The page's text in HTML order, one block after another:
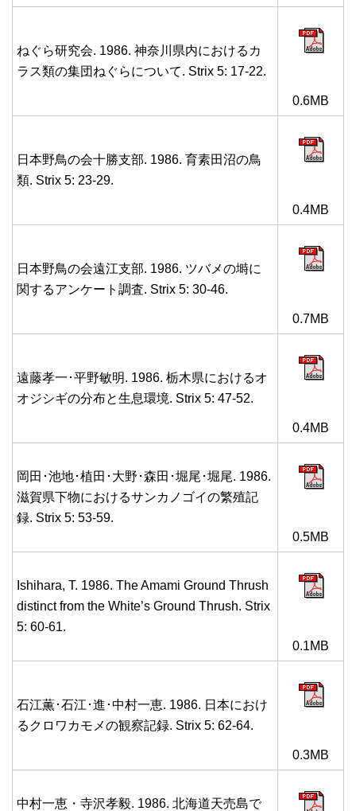
ねぐら研究会. 1986. 神奈川県内におけるカ
ラス類の集団ねぐらについて. Strix 5: 17-22.
0.6MB
日本野鳥の会十勝支部. 1986. 育素田沼の鳥
類. Strix 5: 23-29.
0.4MB
日本野鳥の会遠江支部. 1986. ツバメの塒に
関するアンケート調査. Strix 5: 30-46.
0.7MB
遠藤孝一･平野敏明. 1986. 栃木県におけるオ
オジシギの分布と生息環境. Strix 5: 47-52.
0.4MB
岡田･池地･植田･大野･森田･堀尾･堀尾. 1986.
滋賀県下物におけるサンカノゴイの繁殖記
録. Strix 5: 53-59.
0.5MB
Ishihara, T. 1986. The Amami Ground Thrush
distinct from the White’s Ground Thrush. Strix
5: 60-61.
0.1MB
石江薫･石江･進･中村一恵. 1986. 日本におけ
るクロワカモメの観察記録. Strix 5: 62-64.
0.3MB
中村一恵・寺沢孝毅. 1986. 北海道天売島で